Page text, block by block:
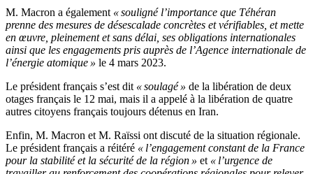
M. Macron a également « souligné l’importance que Téhéran
prenne des mesures de désescalade concrètes et vérifiables, et mette
en œuvre, pleinement et sans délai, ses obligations internationales
ainsi que les engagements pris auprès de l’Agence internationale de
l’énergie atomique » le 4 mars 2023.
Le président français s’est dit « soulagé » de la libération de deux
otages français le 12 mai, mais il a appelé à la libération de quatre
autres citoyens français toujours détenus en Iran.
Enfin, M. Macron et M. Raïssi ont discuté de la situation régionale.
Le président français a réitéré « l’engagement constant de la France
pour la stabilité et la sécurité de la région » et « l’urgence de